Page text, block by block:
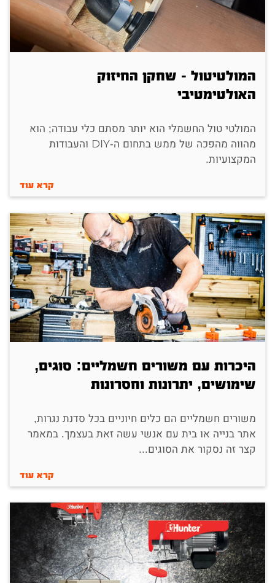
המולטיטול - שחקן החיזוק
האולטימטיבי
המולטי טול החשמלי הוא יותר מסתם כלי עבודה; הוא
מהווה מהפכה של ממש בתחום ה-DIY והעבודות
המקצועיות.
קרא עוד
היכרות עם משורים חשמליים: סוגים,
שימושים, יתרונות וחסרונות
משורים חשמליים הם כלים חיוניים בכל סדנת נגרות,
אתר בנייה או בית עם אנשי עשה זאת בעצמך. במאמר
קצר זה נסקור את הסוגים...
קרא עוד